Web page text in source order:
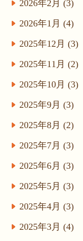
2026年2月 (3)
2026年1月 (4)
2025年12月 (3)
2025年11月 (2)
2025年10月 (3)
2025年9月 (3)
2025年8月 (2)
2025年7月 (3)
2025年6月 (3)
2025年5月 (3)
2025年4月 (3)
2025年3月 (4)